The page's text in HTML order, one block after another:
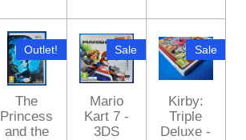
Outlet!
The
Princess
and the
Sale
Mario
Kart 7 -
3DS
Sale
Kirby:
Triple
Deluxe -